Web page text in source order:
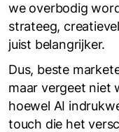
we overbodig
strateeg,
juist belangrijker.
Dus, beste
maar vergeet niet
hoewel AI
touch die het